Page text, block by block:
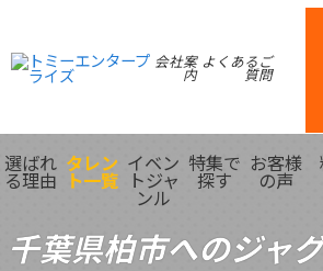
会社案
内
よくあるご
質問
選ばれ
る理由
タレン
ト一覧
イベン
トジャ
ンル
特集で
探す
お客様
の声
千葉県柏市へのジャ